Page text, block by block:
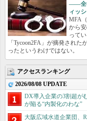
――全
ィッ
MFA
から
って
「Tycoon2FA」が摘発され
ったというわけではない。
アクセスランキング
2026/08/08 UPDATE
DX導入企業の3割超が
が陥る“内製化のわな”
大阪広域水道企業団、